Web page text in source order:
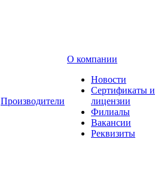
Производители
О компании
Новости
Сертификаты и
лицензии
Филиалы
Вакансии
Реквизиты